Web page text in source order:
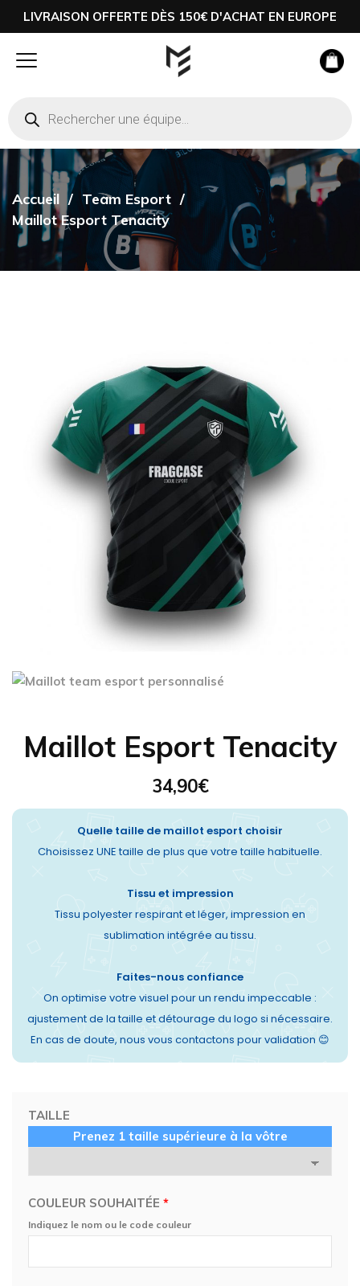
LIVRAISON OFFERTE DÈS 150€ D'ACHAT EN EUROPE
Accueil
Team Esport
Maillot Esport Tenacity
Maillot Esport Tenacity
34,90€
Quelle taille de maillot esport choisir
Choisissez UNE taille de plus que votre taille habituelle.
Tissu et impression
Tissu polyester respirant et léger, impression en
sublimation intégrée au tissu.
Faites-nous confiance
On optimise votre visuel pour un rendu impeccable :
ajustement de la taille et détourage du logo si nécessaire.
En cas de doute, nous vous contactons pour validation 😊
TAILLE
Prenez 1 taille supérieure à la vôtre
COULEUR SOUHAITÉE *
Indiquez le nom ou le code couleur